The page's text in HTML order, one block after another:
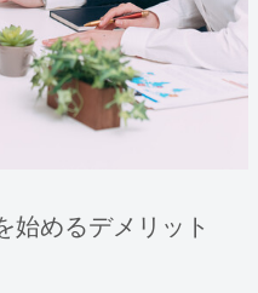
始めるデメリット